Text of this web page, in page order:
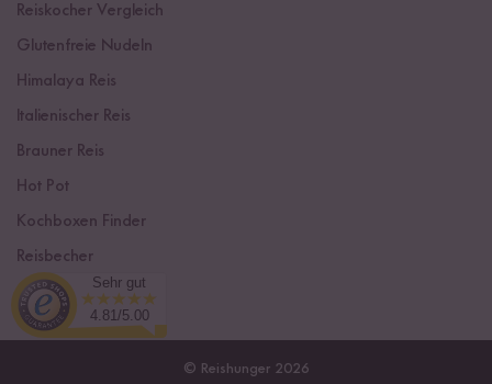
Reiskocher Vergleich
Glutenfreie Nudeln
Himalaya Reis
Italienischer Reis
Brauner Reis
Hot Pot
Kochboxen Finder
Reisbecher
Sushi Einsteiger Box
© Reishunger 2026
Sehr gut
4.81/5.00